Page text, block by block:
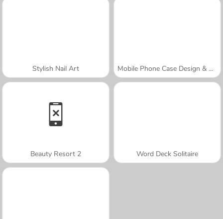
Stylish Nail Art Mobile Phone Case Design & DIY
Beauty Resort 2 Word Deck Solitaire